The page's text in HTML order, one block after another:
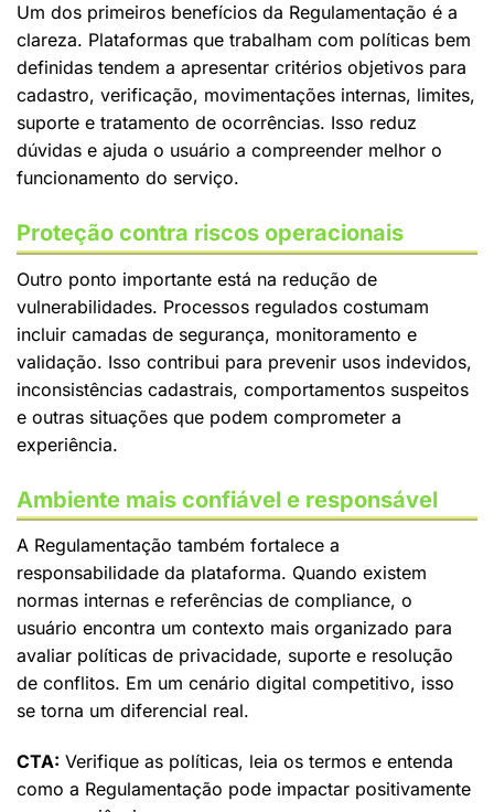
Um dos primeiros benefícios da Regulamentação é a
clareza. Plataformas que trabalham com políticas bem
definidas tendem a apresentar critérios objetivos para
cadastro, verificação, movimentações internas, limites,
suporte e tratamento de ocorrências. Isso reduz
dúvidas e ajuda o usuário a compreender melhor o
funcionamento do serviço.
Proteção contra riscos operacionais
Outro ponto importante está na redução de
vulnerabilidades. Processos regulados costumam
incluir camadas de segurança, monitoramento e
validação. Isso contribui para prevenir usos indevidos,
inconsistências cadastrais, comportamentos suspeitos
e outras situações que podem comprometer a
experiência.
Ambiente mais confiável e responsável
A Regulamentação também fortalece a
responsabilidade da plataforma. Quando existem
normas internas e referências de compliance, o
usuário encontra um contexto mais organizado para
avaliar políticas de privacidade, suporte e resolução
de conflitos. Em um cenário digital competitivo, isso
se torna um diferencial real.
CTA: Verifique as políticas, leia os termos e entenda
como a Regulamentação pode impactar positivamente